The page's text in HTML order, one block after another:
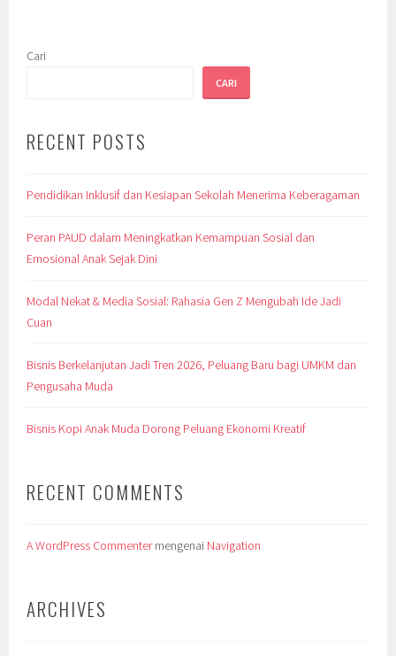
Cari
CARI
RECENT POSTS
Pendidikan Inklusif dan Kesiapan Sekolah Menerima Keberagaman
Peran PAUD dalam Meningkatkan Kemampuan Sosial dan
Emosional Anak Sejak Dini
Modal Nekat & Media Sosial: Rahasia Gen Z Mengubah Ide Jadi
Cuan
Bisnis Berkelanjutan Jadi Tren 2026, Peluang Baru bagi UMKM dan
Pengusaha Muda
Bisnis Kopi Anak Muda Dorong Peluang Ekonomi Kreatif
RECENT COMMENTS
A WordPress Commentermengenai Navigation
ARCHIVES